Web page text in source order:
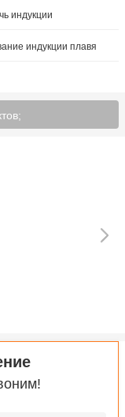
индукции
индукции плавя